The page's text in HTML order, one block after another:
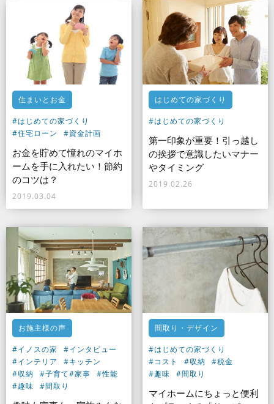
住まいとお金
#はじめての家づくり
#住宅ローン
#資金計画
お金を貯めて憧れのマイホ
ームを手に入れたい！節約
のコツは？
2019.03.04
はじめての家づくり
#はじめての家づくり
第一印象が重要！引っ越し
の挨拶で意識したいマナー
やタイミング
2019.02.26
お施主様の声
#イノスの家
#インタビュー
#インテリア
#キッチン
#収納
#子育て#家事
#性能
#趣味
#間取り
間取り・デザイン
#はじめての家づくり
#コスト
#収納
#税金
#趣味
#間取り
マイホームにちょっと便利